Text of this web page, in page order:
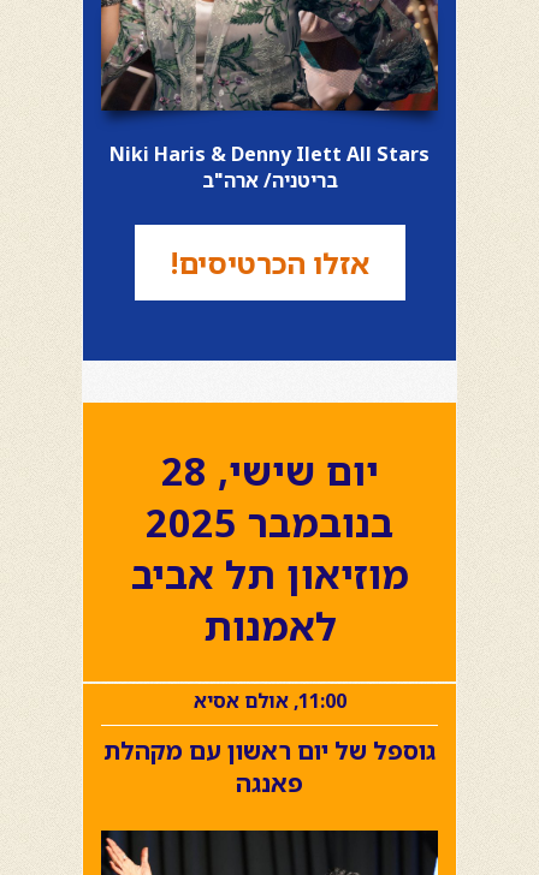
Niki Haris & Denny Ilett All Stars
בריטניה/ ארה"ב
אזלו הכרטיסים!
יום שישי, 28
בנובמבר 2025
מוזיאון תל אביב
לאמנות
11:00, אולם אסיא
גוספל של יום ראשון עם מקהלת
פאנגה